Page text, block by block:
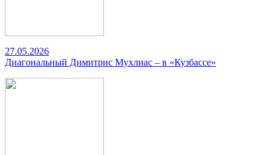
27.05.2026
Диагональный Димитрис Мухлиас – в «Кузбассе»